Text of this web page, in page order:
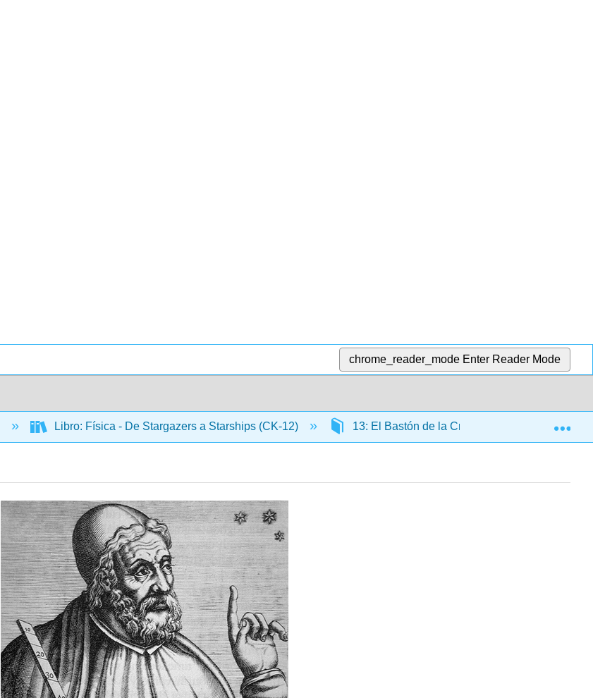
chrome_reader_mode Enter Reader Mode
Libro: Física - De Stargazers a Starships (CK-12) 13: El Bastón de la Cruz 13.1: El